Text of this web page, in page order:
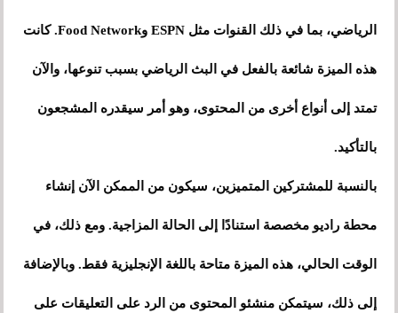
الرياضي، بما في ذلك القنوات مثل ESPN وFood Network. كانت
هذه الميزة شائعة بالفعل في البث الرياضي بسبب تنوعها، والآن
تمتد إلى أنواع أخرى من المحتوى، وهو أمر سيقدره المشجعون
بالتأكيد.
بالنسبة للمشتركين المتميزين، سيكون من الممكن الآن إنشاء
محطة راديو مخصصة استنادًا إلى الحالة المزاجية. ومع ذلك، في
الوقت الحالي، هذه الميزة متاحة باللغة الإنجليزية فقط. وبالإضافة
إلى ذلك، سيتمكن منشئو المحتوى من الرد على التعليقات على